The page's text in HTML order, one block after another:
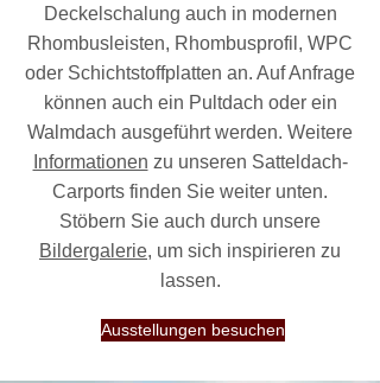
Deckelschalung auch in modernen
Rhombusleisten, Rhombusprofil, WPC
oder Schichtstoffplatten an. Auf Anfrage
können auch ein Pultdach oder ein
Walmdach ausgeführt werden. Weitere
Informationen zu unseren Satteldach-
Carports finden Sie weiter unten.
Stöbern Sie auch durch unsere
Bildergalerie, um sich inspirieren zu
lassen.
Ausstellungen besuchen